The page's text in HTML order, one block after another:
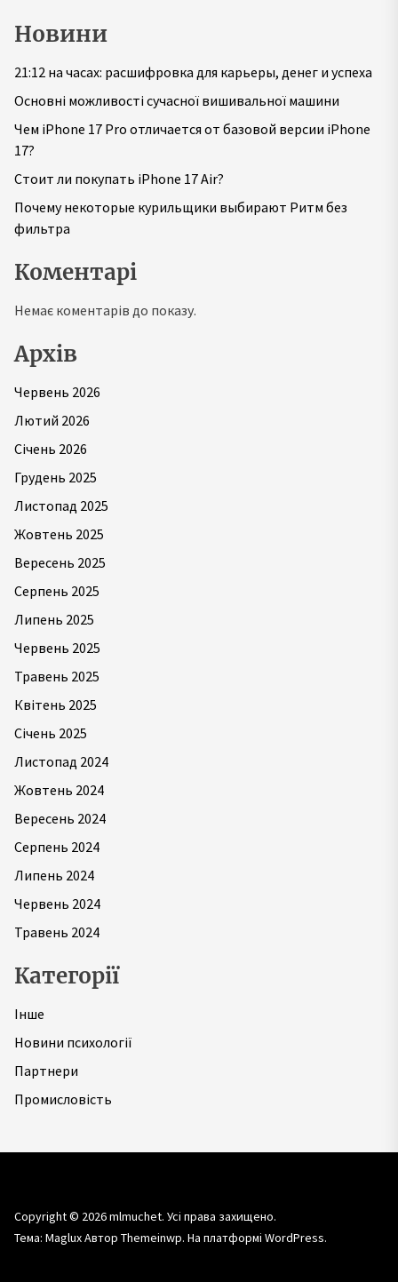
Новини
21:12 на часах: расшифровка для карьеры, денег и успеха
Основні можливості сучасної вишивальної машини
Чем iPhone 17 Pro отличается от базовой версии iPhone
17?
Стоит ли покупать iPhone 17 Air?
Почему некоторые курильщики выбирают Ритм без
фильтра
Коментарі
Немає коментарів до показу.
Архів
Червень 2026
Лютий 2026
Січень 2026
Грудень 2025
Листопад 2025
Жовтень 2025
Вересень 2025
Серпень 2025
Липень 2025
Червень 2025
Травень 2025
Квітень 2025
Січень 2025
Листопад 2024
Жовтень 2024
Вересень 2024
Серпень 2024
Липень 2024
Червень 2024
Травень 2024
Категорії
Інше
Новини психології
Партнери
Промисловість
Copyright © 2026mlmuchet. Усі права захищено.
Тема: Maglux Автор Themeinwp. На платформі WordPress.